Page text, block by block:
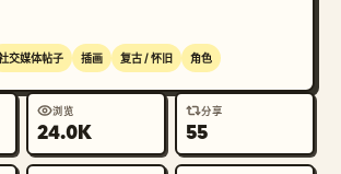
交媒体帖子 插画 复古 / 怀旧 角色
浏览
24.0K
分享
55